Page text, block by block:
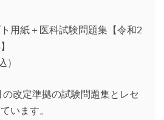
用紙＋医科試験問題集【令和2
改定準拠の試験問題集とレセ
います。